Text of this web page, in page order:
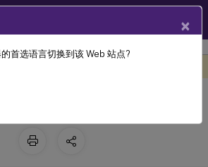
×
首选语言切换到该 Web 站点?